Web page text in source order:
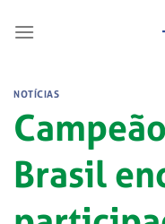
NOTÍCIAS
Brasil